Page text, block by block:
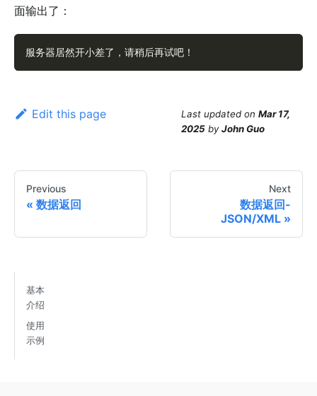
面输出了：
服务器居然开小差了，请稍后再试吧！
Edit this page Last updated on Mar 17,
2025 byJohn Guo
Previous
数据返回
Next
数据返回-
JSON/XML
基本
介绍
使用
示例